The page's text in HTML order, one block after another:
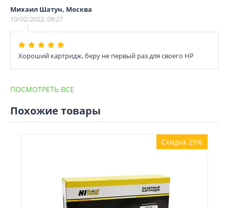
Михаил Шатун, Москва
10/02/2022, 09:27
Хороший картридж, беру не первый раз для своего НР
ПОСМОТРЕТЬ ВСЕ
Похожие товары
Скидка 25%